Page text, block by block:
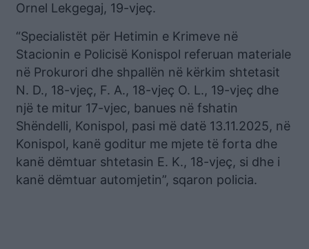
Ornel Lekgegaj, 19-vjeç.
“Specialistët për Hetimin e Krimeve në
Stacionin e Policisë Konispol referuan materiale
në Prokurori dhe shpallën në kërkim shtetasit
N. D., 18-vjeç, F. A., 18-vjeç O. L., 19-vjeç dhe
një te mitur 17-vjec, banues në fshatin
Shëndelli, Konispol, pasi më datë 13.11.2025, në
Konispol, kanë goditur me mjete të forta dhe
kanë dëmtuar shtetasin E. K., 18-vjeç, si dhe i
kanë dëmtuar automjetin”, sqaron policia.